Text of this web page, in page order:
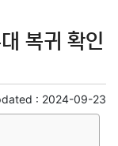
폐 블록체인
권 인테리어
복귀 확인
: 2024-09-23